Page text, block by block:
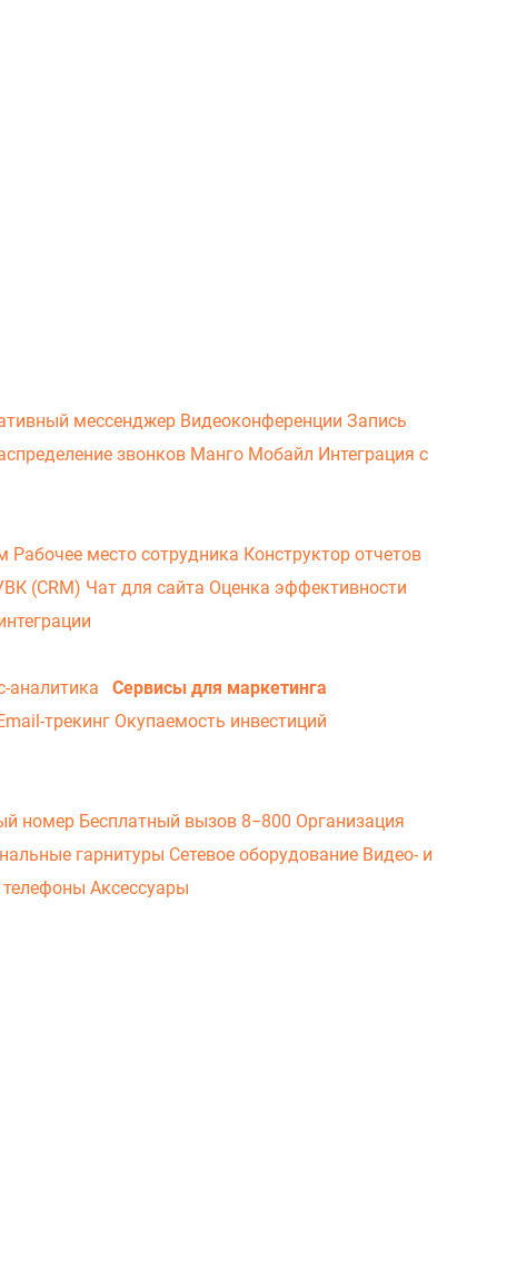
мессенджер Видеоконференции Запись
звонков Манго Мобайл Интеграция с
Рабочее место сотрудника Конструктор отчетов
(CRM) Чат для сайта Оценка эффективности
аналитика
Сервисы для маркетинга
трекинг Окупаемость инвестиций
номер Бесплатный вызов 8−800 Организация
гарнитуры Сетевое оборудование Видео- и
Аксессуары